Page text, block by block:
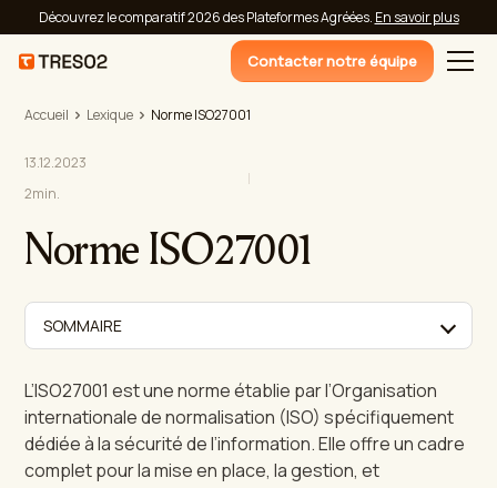
Découvrez le comparatif 2026 des Plateformes Agréées. En savoir plus
Contacter notre équipe
Accueil Lexique Norme ISO27001
13.12.2023
2min.
Norme ISO27001
SOMMAIRE
L’ISO27001 est une norme établie par l’Organisation
internationale de normalisation (ISO) spécifiquement
dédiée à la sécurité de l’information. Elle offre un cadre
complet pour la mise en place, la gestion, et